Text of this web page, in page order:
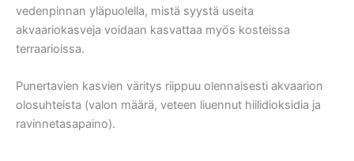
vedenpinnan yläpuolella, mistä syystä useita
akvaariokasveja voidaan kasvattaa myös kosteissa
terraarioissa.
Punertavien kasvien väritys riippuu olennaisesti akvaarion
olosuhteista (valon määrä, veteen liuennut hiilidioksidia ja
ravinnetasapaino).